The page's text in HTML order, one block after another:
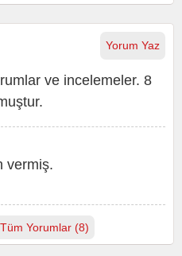
Yorum Yaz
ve incelemeler. 8
vermiş.
Tüm Yorumlar (8)